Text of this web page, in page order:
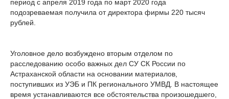
период с апреля 2019 года по март 2020 года
подозреваемая получила от директора фирмы 220 тысяч
рублей.
Уголовное дело возбуждено вторым отделом по
расследованию особо важных дел СУ СК России по
Астраханской области на основании материалов,
поступивших из УЭБ и ПК регионального УМВД. В настоящее
время устанавливаются все обстоятельства произошедшего,